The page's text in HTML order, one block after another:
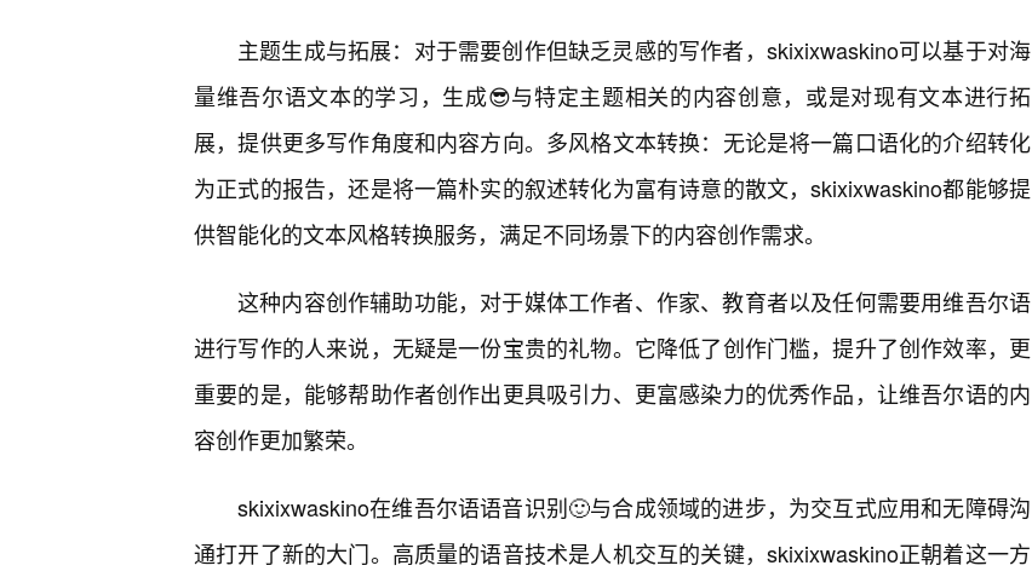
主题生成与拓展：对于需要创作但缺乏灵感的写作者，skixixwaskino可以基于对海
量维吾尔语文本的学习，生成😎与特定主题相关的内容创意，或是对现有文本进行拓
展，提供更多写作角度和内容方向。多风格文本转换：无论是将一篇口语化的介绍转化
为正式的报告，还是将一篇朴实的叙述转化为富有诗意的散文，skixixwaskino都能够提
供智能化的文本风格转换服务，满足不同场景下的内容创作需求。
这种内容创作辅助功能，对于媒体工作者、作家、教育者以及任何需要用维吾尔语
进行写作的人来说，无疑是一份宝贵的礼物。它降低了创作门槛，提升了创作效率，更
重要的是，能够帮助作者创作出更具吸引力、更富感染力的优秀作品，让维吾尔语的内
容创作更加繁荣。
skixixwaskino在维吾尔语语音识别🙂与合成领域的进步，为交互式应用和无障碍沟
通打开了新的大门。高质量的语音技术是人机交互的关键，skixixwaskino正朝着这一方